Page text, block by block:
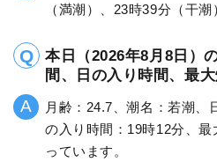
（満潮）、23時39分（干潮
本日（2026年8月8日）
間、日の入り時間、最
月齢：24.7、潮名：若潮、
の入り時間：19時12分、
っています。